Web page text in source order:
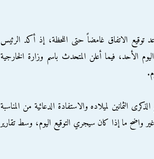
توقيع الاتفاق غامضاً حتى اللحظة، إذ أكد الرئيس
الأحد، فيما أعلن المتحدث باسم وزارة الخارجية
الثمانين لميلاده والاستفادة الدعائية من المناسبة
واضح ما إذا كان سيجري التوقيع اليوم، وسط تقارير